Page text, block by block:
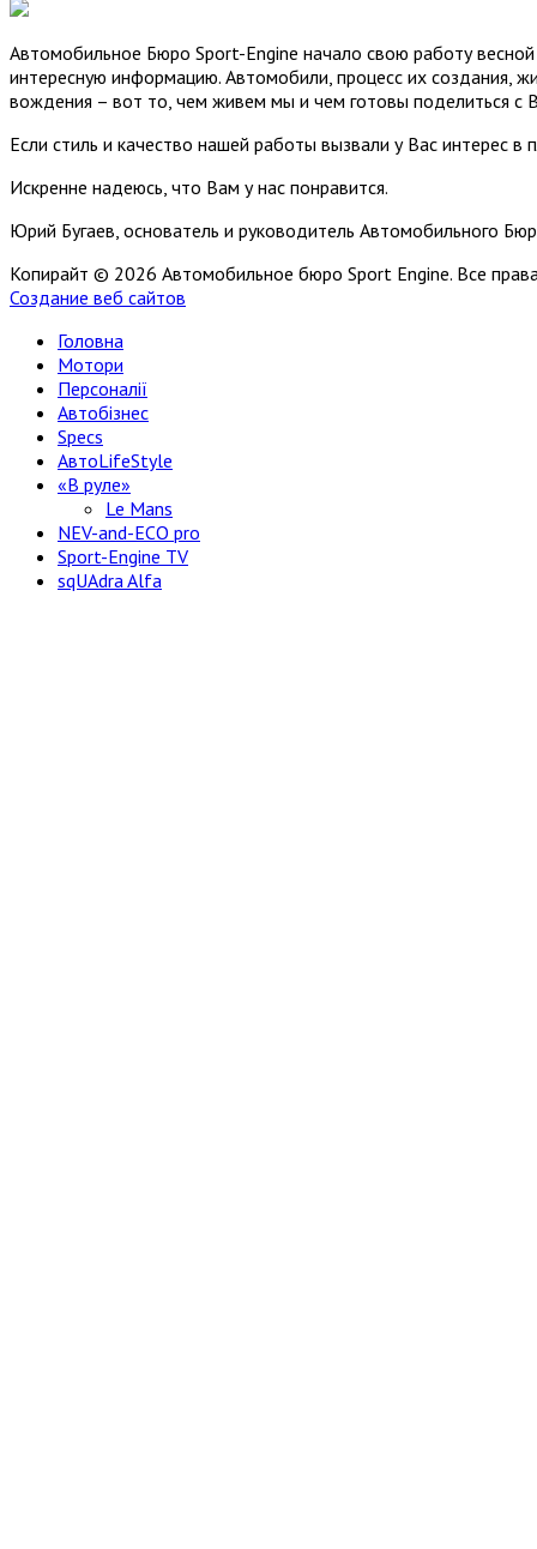
Автомобильное Бюро Sport-Engine начало свою работу
интересную информацию. Автомобили, процесс их создания,
вождения – вот то, чем живем мы и чем готовы поделиться с
Если стиль и качество нашей работы вызвали у Вас интерес в
Искренне надеюсь, что Вам у нас понравится.
Юрий Бугаев, основатель и руководитель Автомобильного
Копирайт © 2026 Автомобильное бюро Sport Engine. Все
Создание веб сайтов
Головна
Мотори
Персоналії
Автобізнес
Specs
АвтоLifeStyle
«В руле»
Le Mans
NEV-and-ECO pro
Sport-Engine TV
sqUAdra Alfa